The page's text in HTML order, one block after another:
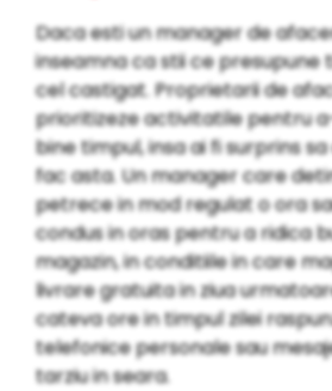
Daca esti un manager de
inseamna ca stii ce presupune
cel castigat. Proprietarii de
prioritizeze activitatile pentru
bine timpul, insa ai fi surprins
fac asta. Un manager care
petrece in mod regulat o ora
condus in oras pentru a ridica
magazin, in conditiile in care
livrare gratuita in ziua
cateva ore in timpul zilei
telefonice personale sau
tarziu in seara.